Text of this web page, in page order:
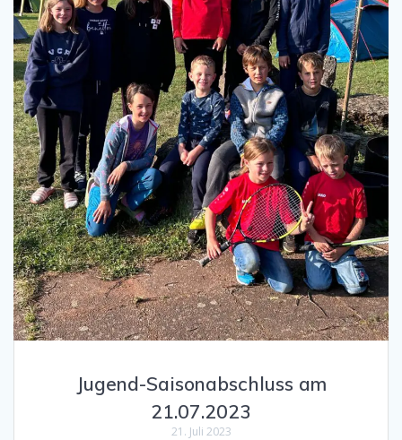
Jugend-Saisonabschluss am
21.07.2023
21. Juli 2023